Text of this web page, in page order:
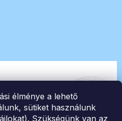
élménye a lehető
sütiket használunk
Szükségünk van az